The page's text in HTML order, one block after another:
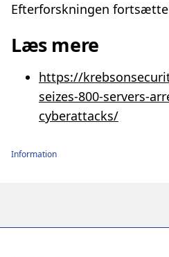
Efterforskningen
Læs mere
https://
seizes-800-servers-
cyberattacks/
Information